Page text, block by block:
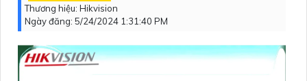
Thương hiệu: Hikvision
Ngày đăng: 5/24/2024 1:31:40 PM